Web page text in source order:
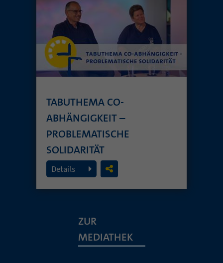
TABUTHEMA CO-
ABHÄNGIGKEIT –
PROBLEMATISCHE
SOLIDARITÄT
26. Juli 2026
Details
ZUR
MEDIATHEK